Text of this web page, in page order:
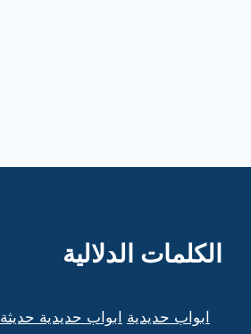
الكلمات الدلالية
ابواب حديدية ابواب حديدية حديثة